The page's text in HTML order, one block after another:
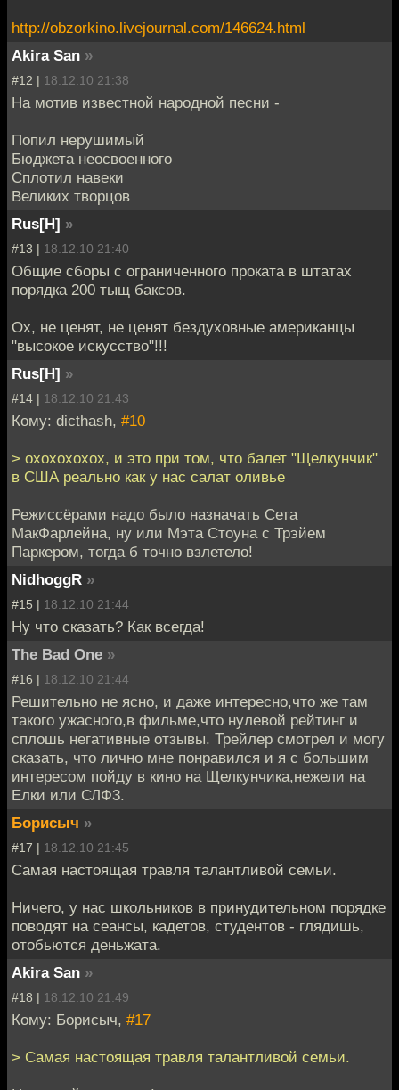
http://obzorkino.livejournal.com/146624.html
Akira San »
#12 | 18.12.10 21:38
На мотив известной народной песни -
Попил нерушимый
Бюджета неосвоенного
Сплотил навеки
Великих творцов
Rus[H] »
#13 | 18.12.10 21:40
Общие сборы с ограниченного проката в штатах
порядка 200 тыщ баксов.
Ох, не ценят, не ценят бездуховные американцы
"высокое искусство"!!!
Rus[H] »
#14 | 18.12.10 21:43
Кому: dicthash, #10
> охохохохох, и это при том, что балет "Щелкунчик"
в США реально как у нас салат оливье
Режиссёрами надо было назначать Сета
МакФарлейна, ну или Мэта Стоуна с Трэйем
Паркером, тогда б точно взлетело!
NidhoggR »
#15 | 18.12.10 21:44
Ну что сказать? Как всегда!
The Bad One »
#16 | 18.12.10 21:44
Решительно не ясно, и даже интересно,что же там
такого ужасного,в фильме,что нулевой рейтинг и
сплошь негативные отзывы. Трейлер смотрел и могу
сказать, что лично мне понравился и я с большим
интересом пойду в кино на Щелкунчика,нежели на
Елки или СЛФ3.
Борисыч »
#17 | 18.12.10 21:45
Самая настоящая травля талантливой семьи.
Ничего, у нас школьников в принудительном порядке
поводят на сеансы, кадетов, студентов - глядишь,
отобьются деньжата.
Akira San »
#18 | 18.12.10 21:49
Кому: Борисыч, #17
> Самая настоящая травля талантливой семьи.